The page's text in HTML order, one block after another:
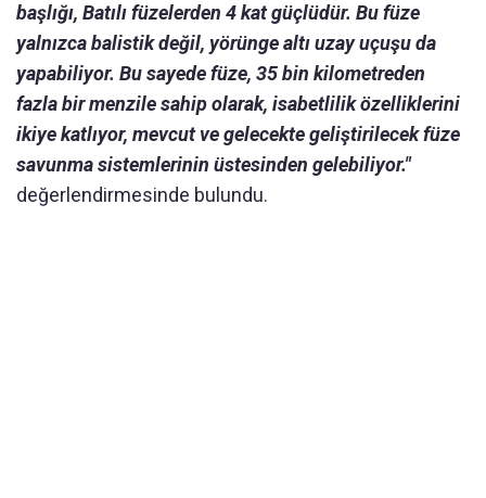
başlığı, Batılı füzelerden 4 kat güçlüdür. Bu füze
yalnızca balistik değil, yörünge altı uzay uçuşu da
yapabiliyor. Bu sayede füze, 35 bin kilometreden
fazla bir menzile sahip olarak, isabetlilik özelliklerini
ikiye katlıyor, mevcut ve gelecekte geliştirilecek füze
savunma sistemlerinin üstesinden gelebiliyor."
değerlendirmesinde bulundu.